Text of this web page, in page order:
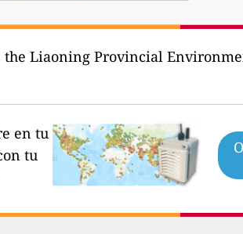
the Liaoning Provincial
en tu
tu